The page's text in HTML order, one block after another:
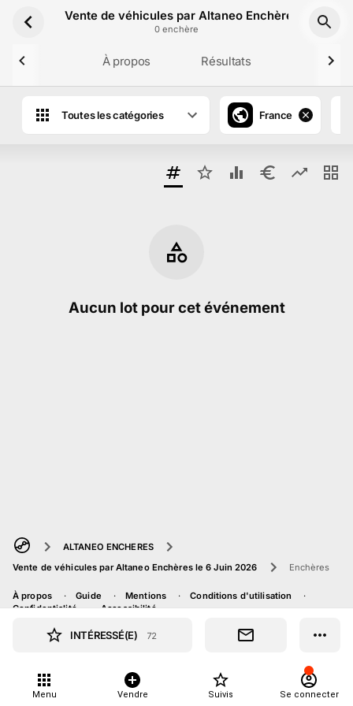
Vente de véhicules par Altaneo Enchères le 6
0 enchère
À propos Résultats
Toutes les catégories France
Aucun lot pour cet événement
ALTANEO ENCHERES
Vente de véhicules par Altaneo Enchères le 6 Juin 2026
Enchères
À propos Guide Mentions
Conditions d'utilisation
Confidentialité
Accessibilité
INTÉRESSÉ(E) 72
Menu Vendre Suivis Se connecter